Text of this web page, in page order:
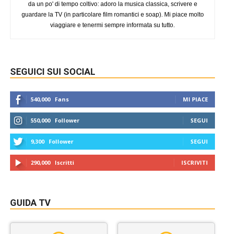
da un po' di tempo coltivo: adoro la musica classica, scrivere e
guardare la TV (in particolare film romantici e soap). Mi piace molto
viaggiare e tenermi sempre informata su tutto.
SEGUICI SUI SOCIAL
540,000 Fans MI PIACE
550,000 Follower SEGUI
9,300 Follower SEGUI
290,000 Iscritti ISCRIVITI
GUIDA TV